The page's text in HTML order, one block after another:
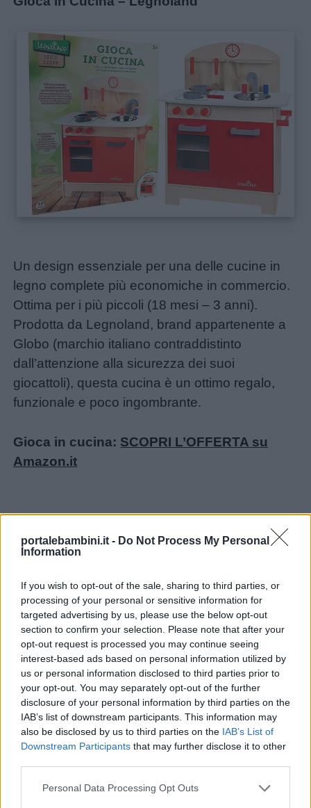
portalebambini.it - Do Not Process My Personal
Information
If you wish to opt-out of the sale, sharing to third parties, or
processing of your personal or sensitive information for
targeted advertising by us, please use the below opt-out
section to confirm your selection. Please note that after your
opt-out request is processed you may continue seeing
interest-based ads based on personal information utilized by
us or personal information disclosed to third parties prior to
your opt-out. You may separately opt-out of the further
disclosure of your personal information by third parties on the
IAB’s list of downstream participants. This information may
also be disclosed by us to third parties on the IAB’s List of
Downstream Participants that may further disclose it to other
Personal Data Processing Opt Outs
Un design essenziale per una delle cucine in
legno complete più economiche in commercio.
Ottima per i più piccoli (18 mesi – 3 anni).
Prodotta da Legnoland, brand appartenente a
Globo (marchio italiano contraddistinto
dall’attenzione alla sicurezza dei suoi
giocattoli), questa cucina è un ottimo regalo,
funzionale e poco ingombrante.
Gioca in cucina: SCOPRI L’OFFERTA su
Amazon.it